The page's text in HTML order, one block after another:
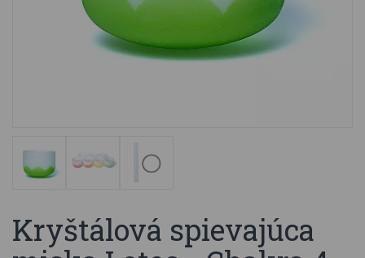
Kryštálová spievajúca